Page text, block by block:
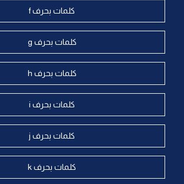
كلمات بحرف f
كلمات بحرف g
كلمات بحرف h
كلمات بحرف i
كلمات بحرف j
كلمات بحرف k